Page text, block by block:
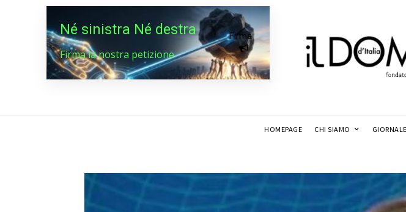
Né sinistra Né destra
Firma la nostra petizione
Firma
HOMEPAGE CHI SIAMO GIORNALE